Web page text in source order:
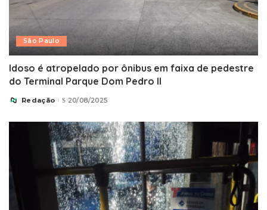
São Paulo
Idoso é atropelado por ônibus em faixa de pedestre
do Terminal Parque Dom Pedro II
Posted
Redação 20/08/2025